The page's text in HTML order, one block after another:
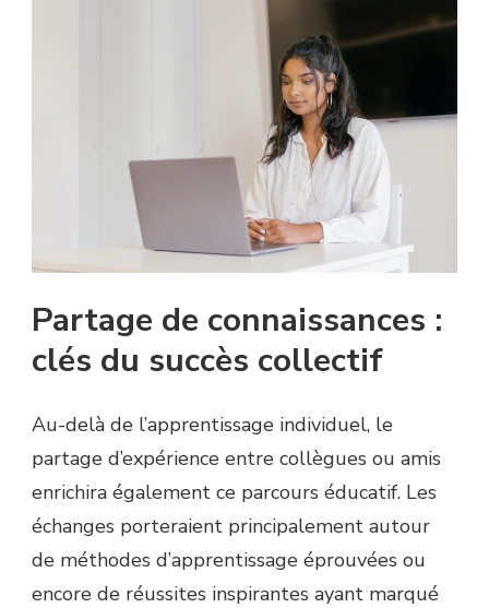
Partage de connaissances :
clés du succès collectif
Au-delà de l’apprentissage individuel, le
partage d’expérience entre collègues ou amis
enrichira également ce parcours éducatif. Les
échanges porteraient principalement autour
de méthodes d’apprentissage éprouvées ou
encore de réussites inspirantes ayant marqué